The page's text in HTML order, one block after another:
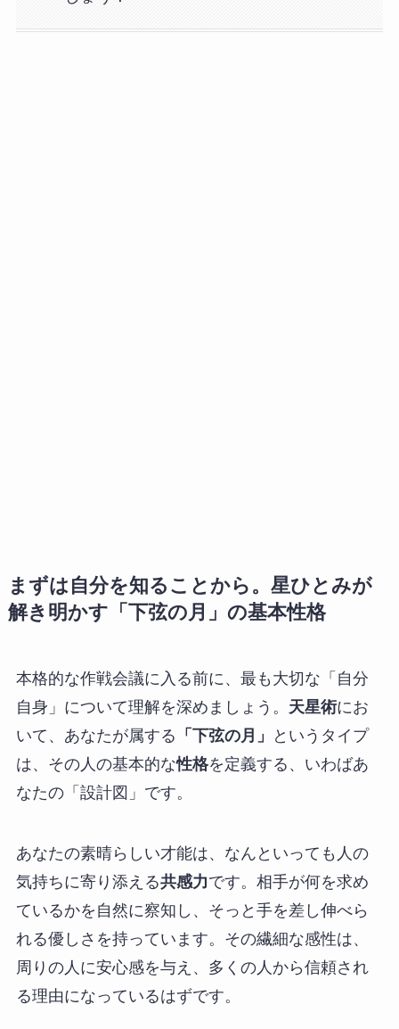
まずは自分を知ることから。星ひとみが
解き明かす「下弦の月」の基本性格
本格的な作戦会議に入る前に、最も大切な「自分
自身」について理解を深めましょう。 天星術にお
いて、あなたが属する 「下弦の月」
というタイプ
は、その人の基本的な性格を定義する、いわばあ
なたの「設計図」です。
あなたの素晴らしい才能は、なんといっても人の
気持ちに寄り添える共感力です。相手が何を求め
ているかを自然に察知し、そっと手を差し伸べら
れる優しさを持っています。その繊細な感性は、
周りの人に安心感を与え、多くの人から信頼され
る理由になっているはずです。